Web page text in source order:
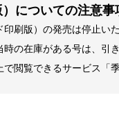
についての注意事
刷版）の発売は停止いた
の在庫がある号は、引
閲覧できるサービス「